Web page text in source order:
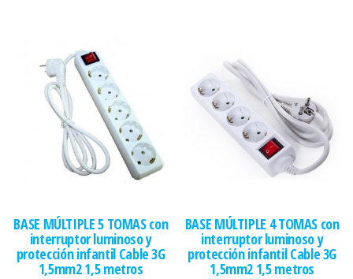
BASE MÚLTIPLE 5 TOMAS con
interruptor luminoso y
protección infantil Cable 3G
1,5mm2 1,5 metros
BASE MÚLTIPLE 4 TOMAS con
interruptor luminoso y
protección infantil Cable 3G
1,5mm2 1,5 metros